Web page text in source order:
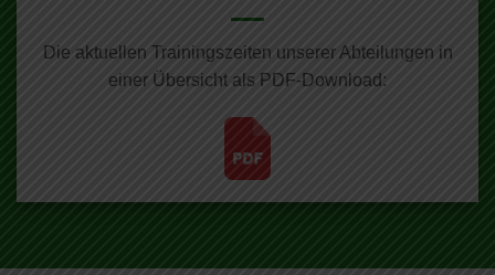
Die aktuellen Trainingszeiten unserer Abteilungen in
einer Übersicht als PDF-Download: